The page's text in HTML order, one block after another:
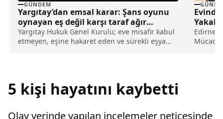
GÜNDEM
Yargıtay’dan emsal karar: Şans oyunu
oynayan eş değil karşı taraf ağır
kusurlu sayıldı
Yargıtay Hukuk Genel Kurulu; eve misafir kabul
etmeyen, eşine hakaret eden ve sürekli eşya
Edirne
5 kişi hayatını kaybetti
Olay yerinde yapılan incelemeler neticesinde